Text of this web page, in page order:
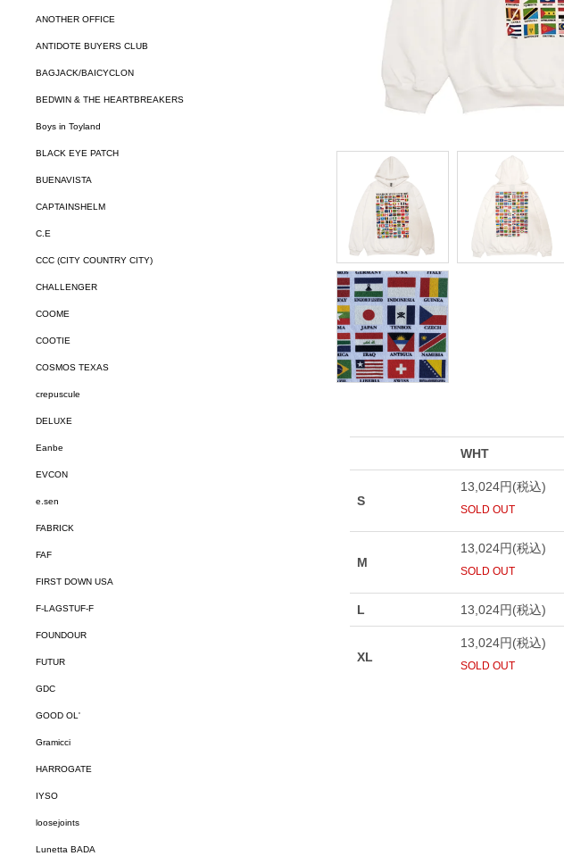
ANOTHER OFFICE
ANTIDOTE BUYERS CLUB
BAGJACK/BAICYCLON
BEDWIN & THE HEARTBREAKERS
Boys in Toyland
BLACK EYE PATCH
BUENAVISTA
CAPTAINSHELM
C.E
CCC (CITY COUNTRY CITY)
CHALLENGER
COOME
COOTIE
COSMOS TEXAS
crepuscule
DELUXE
Eanbe
EVCON
e.sen
FABRICK
FAF
FIRST DOWN USA
F-LAGSTUF-F
FOUNDOUR
FUTUR
GDC
GOOD OL'
Gramicci
HARROGATE
IYSO
loosejoints
Lunetta BADA